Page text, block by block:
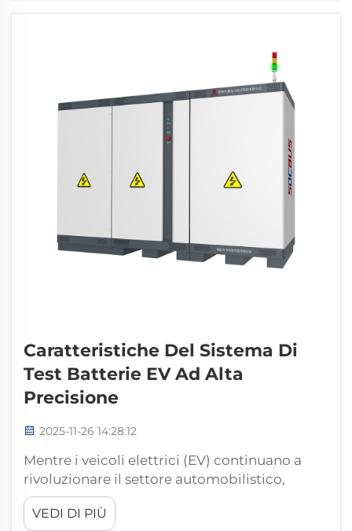
Caratteristiche Del Sistema Di
Test Batterie EV Ad Alta
Precisione
2025-11-26 14:28:12
Mentre i veicoli elettrici (EV) continuano a
rivoluzionare il settore automobilistico,
l'importanza dei test e dell'ottimizzazione
delle batterie per EV è diventata
VEDI DI PIÙ